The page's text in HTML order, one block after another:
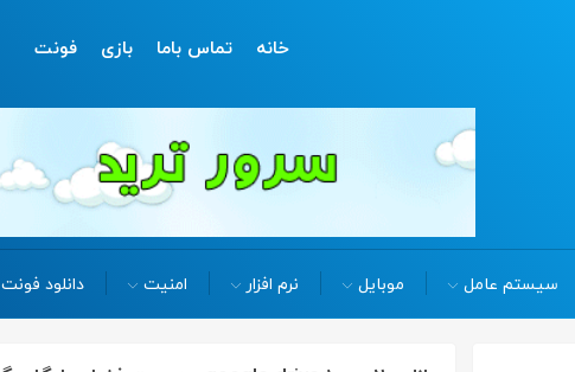
خانه تماس باما بازی فونت
سیستم عامل موبایل نرم افزار امنیت دانلود فونت